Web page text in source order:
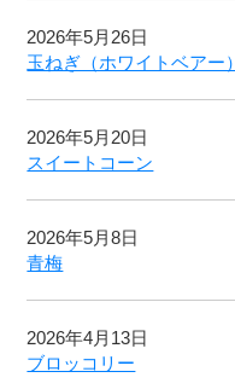
2026年5月26日
玉ねぎ（ホワイトベアー）
2026年5月20日
スイートコーン
2026年5月8日
青梅
2026年4月13日
ブロッコリー